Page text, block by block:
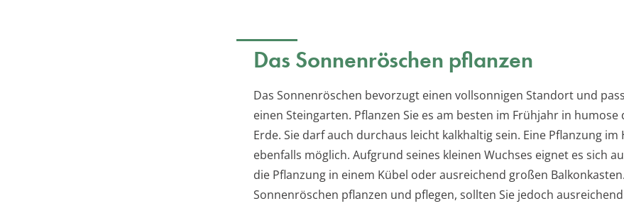
Das Sonnenröschen pflanzen
Das Sonnenröschen bevorzugt einen vollsonnigen Standort und
einen Steingarten. Pflanzen Sie es am besten im Frühjahr in humose
Erde. Sie darf auch durchaus leicht kalkhaltig sein. Eine Pflanzung im
ebenfalls möglich. Aufgrund seines kleinen Wuchses eignet es sich
die Pflanzung in einem Kübel oder ausreichend großen
Sonnenröschen pflanzen und pflegen, sollten Sie jedoch